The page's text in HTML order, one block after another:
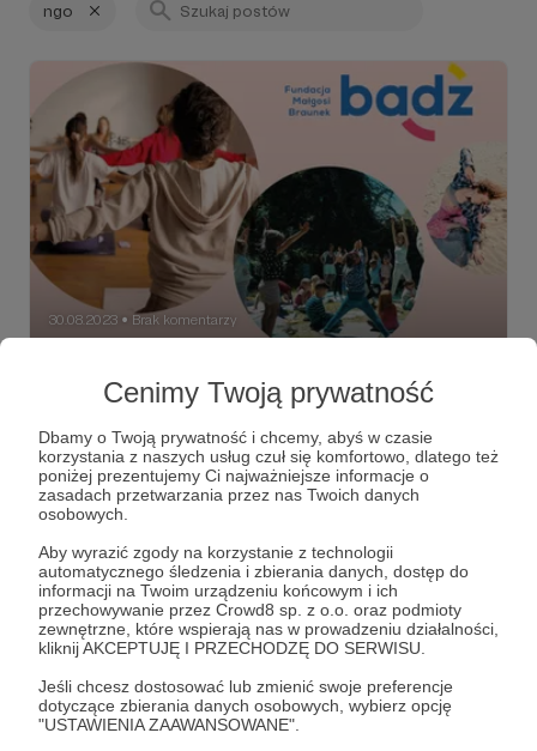
Cenimy Twoją prywatność
Dbamy o Twoją prywatność i chcemy, abyś w czasie
korzystania z naszych usług czuł się komfortowo, dlatego też
poniżej prezentujemy Ci najważniejsze informacje o
zasadach przetwarzania przez nas Twoich danych
osobowych.
Aby wyrazić zgody na korzystanie z technologii
automatycznego śledzenia i zbierania danych, dostęp do
informacji na Twoim urządzeniu końcowym i ich
przechowywanie przez Crowd8 sp. z o.o. oraz podmioty
zewnętrzne, które wspierają nas w prowadzeniu działalności,
kliknij AKCEPTUJĘ I PRZECHODZĘ DO SERWISU.
Jeśli chcesz dostosować lub zmienić swoje preferencje
dotyczące zbierania danych osobowych, wybierz opcję
"USTAWIENIA ZAAWANSOWANE".
ngo
30.08.2023 ● Brak komentarzy
EDUKACYJNYCH FUNDACJI BĄDŹ 🟡🟡🟡
WRZESIEŃ 2022 - LIPIEC 2023
Ogrom fantastycznej pracy i ogrom wdzięczności 💛 Wraz
z wrześniem ruszamy z nowym programem EDU w
Fundacji Bądź, tymczasem (wcale nie małe)
podsumowanie sezonu jesień'22 - lato '23, czyli spotkań
wyjazdowych, konsultacji, kursów i grupy wsparcia.